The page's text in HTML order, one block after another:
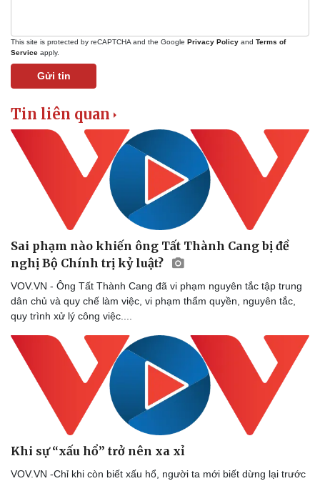
Pháp luật
Vụ án
Tin nóng
Tư vấn luật
Quân sự - Quốc phòng
Vũ khí
Việt Nam
Phân tích
This site is protected by reCAPTCHA and the Google Privacy Policy and Terms of
Service apply.
Gửi tin
Tin liên quan
Sai phạm nào khiến ông Tất Thành Cang bị đề
nghị Bộ Chính trị kỷ luật?
VOV.VN - Ông Tất Thành Cang đã vi phạm nguyên tắc tập trung
dân chủ và quy chế làm việc, vi phạm thẩm quyền, nguyên tắc,
quy trình xử lý công việc....
Khi sự “xấu hổ” trở nên xa xỉ
VOV.VN -Chỉ khi còn biết xấu hổ, người ta mới biết dừng lại trước